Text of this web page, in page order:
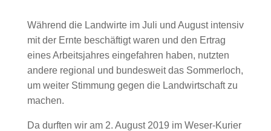
Während die Landwirte im Juli und August intensiv
mit der Ernte beschäftigt waren und den Ertrag
eines Arbeitsjahres eingefahren haben, nutzten
andere regional und bundesweit das Sommerloch,
um weiter Stimmung gegen die Landwirtschaft zu
machen.
Da durften wir am 2. August 2019 im Weser-Kurier